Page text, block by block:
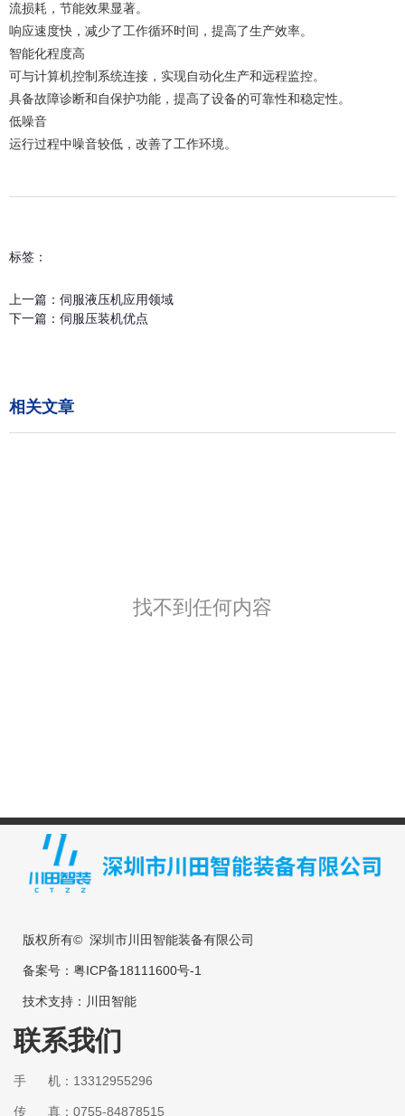
流损耗，节能效果显著。
响应速度快，减少了工作循环时间，提高了生产效率。
智能化程度高
可与计算机控制系统连接，实现自动化生产和远程监控。
具备故障诊断和自保护功能，提高了设备的可靠性和稳定性。
低噪音
运行过程中噪音较低，改善了工作环境。
标签：
上一篇： 伺服液压机应用领域
下一篇： 伺服压装机优点
相关文章
找不到任何内容
版权所有© 深圳市川田智能装备有限公司
备案号： 粤ICP备18111600号-1
技术支持： 川田智能
联系我们
手 机：13312955296
传 真：0755-84878515